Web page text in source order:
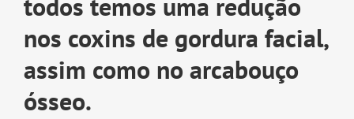
nos coxins de gordura facial,
assim como no arcabouço
ósseo.